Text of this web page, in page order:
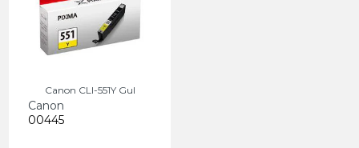
Canon CLI-551Y Gul
Canon
00445